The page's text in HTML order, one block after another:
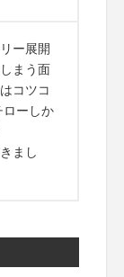
ー展開
まう面
コツコ
ーしか
まし